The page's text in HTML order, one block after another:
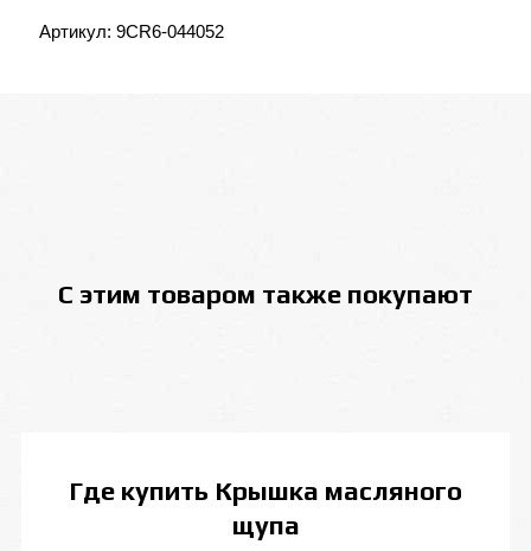
Артикул: 9CR6-044052
С этим товаром также покупают
Где купить Крышка масляного
щупа